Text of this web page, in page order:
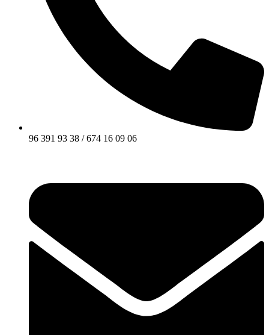
96 391 93 38 / 674 16 09 06